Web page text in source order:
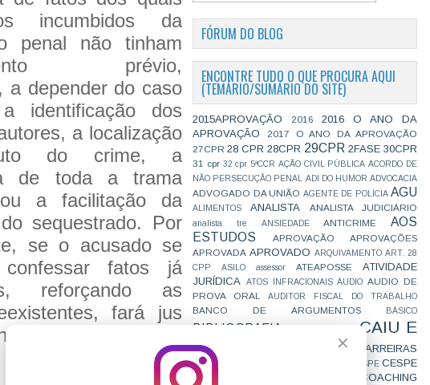
✕
incumbidos da
penal não tinham
prévio,
a depender do caso
identificação dos
a localização
do crime, a
de toda a trama
a facilitação da
sequestrado. Por
se o acusado se
fatos já
reforçando as
fará jus
à atenuante da
FÓRUM DO BLOG
ENCONTRE TUDO O QUE PROCURA AQUI
(TEMÁRIO/SUMÁRIO DO SITE)
2015APROVAÇÃO 2016
2016 O ANO DA
APROVAÇÃO
2017 O ANO DA APROVAÇÃO
27CPR 28 CPR 28CPR 29CPR 2FASE 30CPR
31 cpr 32 cpr 5ªCCR AÇÃO CIVIL PÚBLICA ACORDO DE
NÃO PERSECUÇÃO PENAL
ADI DO HUMOR ADVOCACIA
ADVOGADO DA UNIÃO AGENTE DE POLÍCIA AGU
ALIMENTOS ANALISTA ANALISTA JUDICIÁRIO
analista tre ANSIEDADE ANTICRIME
AOS
ESTUDOS
APROVAÇÃO
APROVAÇÕES
APROVADA APROVADO ARQUIVAMENTO ART. 28
CPP
ASILO assessor ATEAPOSSE
ATIVIDADE
JURÍDICA
ATOS INFRACIONAIS ÁUDIO AUDIO DE
PROVA ORAL
AUDITOR FISCAL DO TRABALHO
BANCO DE ARGUMENTOS BÁSICO
BIBLIOGRAFIA
CAIU E
VAI CAIR
CARREIRAS
CARREIRAS
JURÍDICAS
CEBRASPE CESPE
CF COACHING